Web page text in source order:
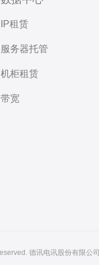
IP租赁
服务器托管
机柜租赁
带宽
德讯电讯股份有限公司